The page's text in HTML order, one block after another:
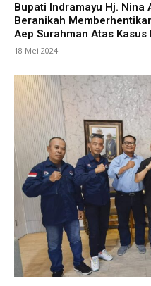
Bupati Indramayu Hj. Nina
Beranikah
Aep Surahman Atas Kasus
18 Mei 2024